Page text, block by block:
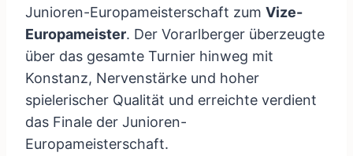
Junioren-Europameisterschaft zum Vize-
Europameister. Der Vorarlberger überzeugte
über das gesamte Turnier hinweg mit
Konstanz, Nervenstärke und hoher
spielerischer Qualität und erreichte verdient
das Finale der Junioren-
Europameisterschaft.